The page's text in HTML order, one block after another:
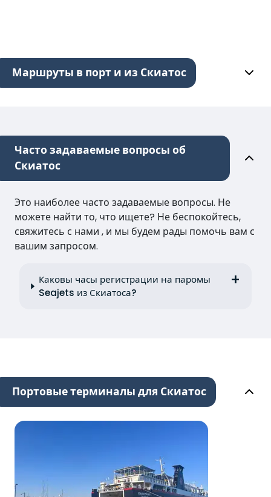
Маршруты в порт и из Скиатос
Часто задаваемые вопросы об
Скиатос
Это наиболее часто задаваемые вопросы. Не
можете найти то, что ищете? Не беспокойтесь,
свяжитесь с нами , и мы будем рады помочь вам с
вашим запросом.
Каковы часы регистрации на паромы
Seajets из Скиатоса?
Портовые терминалы для Скиатос